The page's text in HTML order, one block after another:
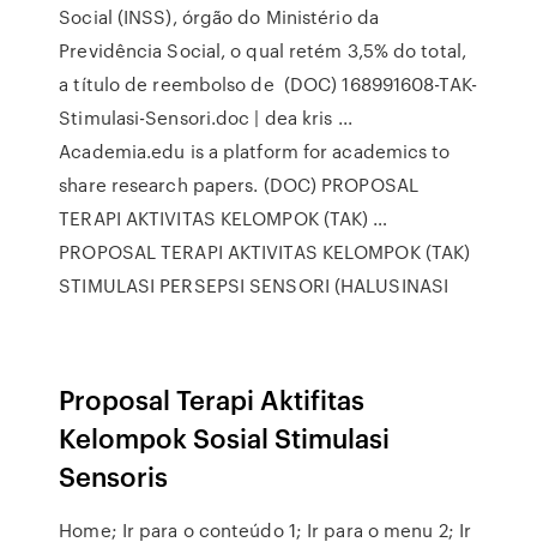
Social (INSS), órgão do Ministério da
Previdência Social, o qual retém 3,5% do total,
a título de reembolso de (DOC) 168991608-TAK-
Stimulasi-Sensori.doc | dea kris ...
Academia.edu is a platform for academics to
share research papers. (DOC) PROPOSAL
TERAPI AKTIVITAS KELOMPOK (TAK) …
PROPOSAL TERAPI AKTIVITAS KELOMPOK (TAK)
STIMULASI PERSEPSI SENSORI (HALUSINASI
Proposal Terapi Aktifitas
Kelompok Sosial Stimulasi
Sensoris
Home; Ir para o conteúdo 1; Ir para o menu 2; Ir